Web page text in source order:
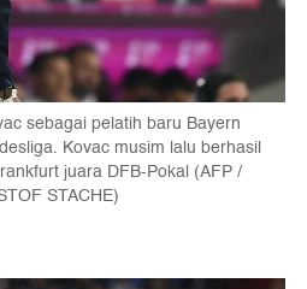
sebagai pelatih baru Bayern
Kovac musim lalu berhasil
juara DFB-Pokal (AFP /
STACHE)